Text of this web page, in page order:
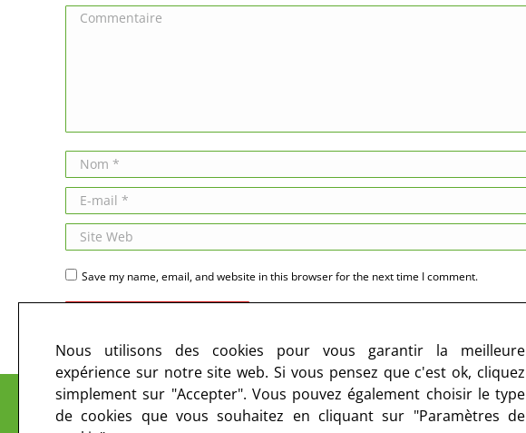
Commentaire
Nom *
E-mail *
Site Web
Save my name, email, and website in this browser for the next time I comment.
Le CIRC sur les ondes et sur le web
Nous utilisons des cookies pour vous garantir la meilleure
expérience sur notre site web. Si vous pensez que c'est ok, cliquez
simplement sur "Accepter". Vous pouvez également choisir le type
de cookies que vous souhaitez en cliquant sur "Paramètres de